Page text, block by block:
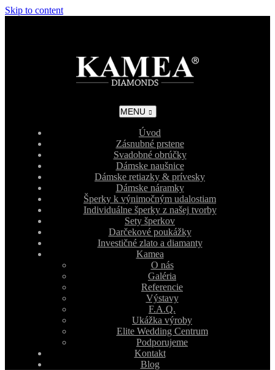
Skip to content
MENU
Úvod
Zásnubné prstene
Svadobné obrúčky
Dámske naušnice
Dámske retiazky & prívesky
Dámske náramky
Šperky k výnimočným udalostiam
Individuálne šperky z našej tvorby
Sety šperkov
Darčekové poukážky
Investičné zlato a diamanty
Kamea
O nás
Galéria
Referencie
Výstavy
F.A.Q.
Ukážka výroby
Elite Wedding Centrum
Podporujeme
Kontakt
Blog